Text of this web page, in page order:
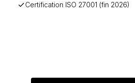
Certification ISO 27001 (fin 2026)